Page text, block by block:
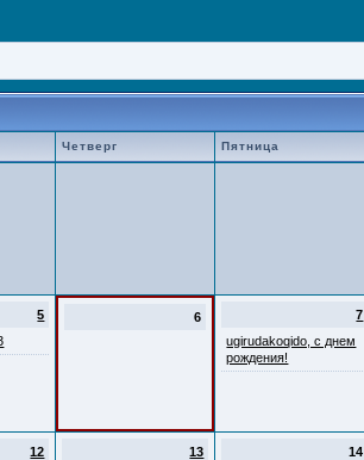
Четверг Пятница
5
6
7
ugirudakoqido, с днем
рождения!
12
13
14